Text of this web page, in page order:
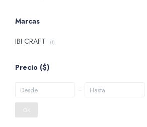
Marcas
IBI CRAFT
(1)
Precio ($)
OK